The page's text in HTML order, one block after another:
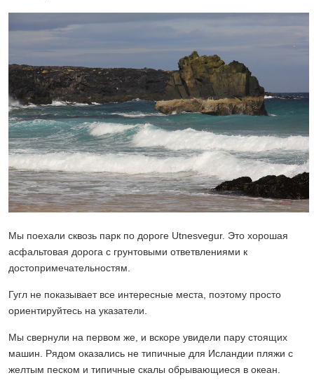
Мы поехали сквозь парк по дороге Utnesvegur. Это хорошая
асфальтовая дорога с грунтовыми ответвлениями к
достопримечательностям.
Гугл не показывает все интересные места, поэтому просто
ориентируйтесь на указатели.
Мы свернули на первом же, и вскоре увидели пару стоящих
машин. Рядом оказались не типичные для Исландии пляжи с
желтым песком и типичные скалы обрывающиеся в океан.